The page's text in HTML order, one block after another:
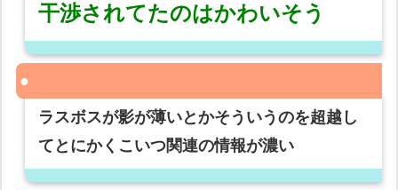
干渉されてたのはかわいそう
ラスボスが影が薄いとかそういうのを超越し
てとにかくこいつ関連の情報が濃い